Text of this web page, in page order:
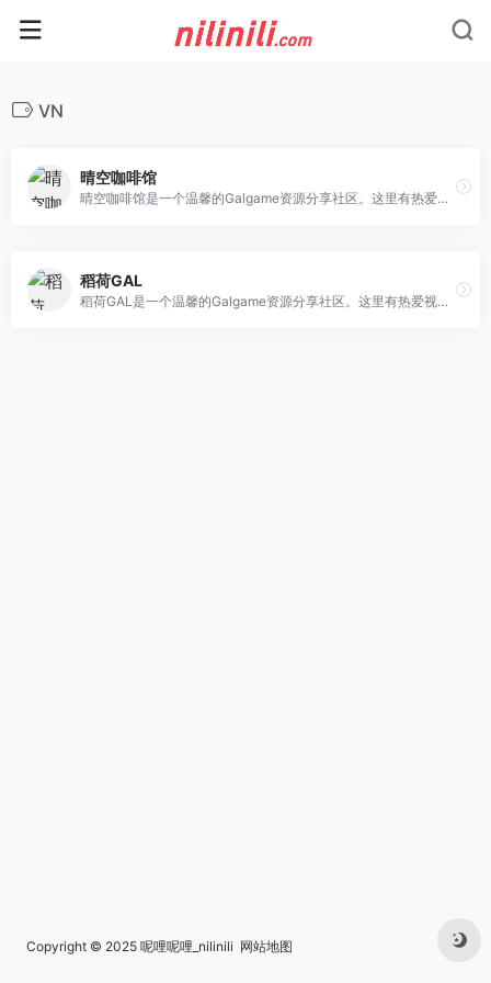
VN
晴空咖啡馆
晴空咖啡馆是一个温馨的Galgame资源分享社区。这里有热爱视觉小说的同好们在分享游戏资源,免费且不限速的下载，没有劣质网盘。
稻荷GAL
稻荷GAL是一个温馨的Galgame资源分享社区。这里有热爱视觉小说的同好们在分享游戏资源,免费且不限速的下载，没有劣质网盘。提供最新的Galgame游戏、汉化补丁、音乐资源等。
Copyright © 2025 呢哩呢哩_nilinili 网站地图